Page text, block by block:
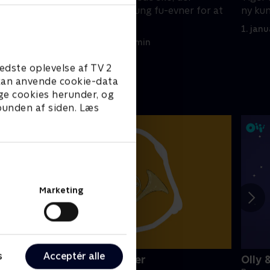
oplevelse af TV 2
anvende cookie-data
cookies herunder, og
af siden. Læs
Marketing
Acceptér alle
forbedrer hans kung fu-evner for at
1. januar 2023 • 22 min
ny
1.
Musikinstrumenter Olly